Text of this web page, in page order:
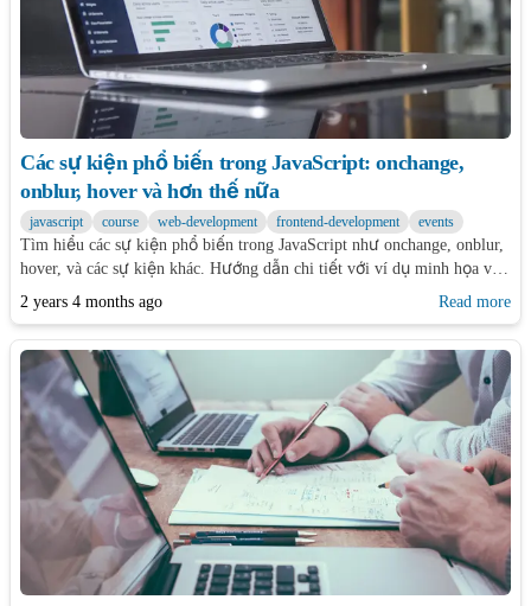
Các sự kiện phổ biến trong JavaScript: onchange,
onblur, hover và hơn thế nữa
javascript course web-development frontend-development events
Tìm hiểu các sự kiện phổ biến trong JavaScript như onchange, onblur,
hover, và các sự kiện khác. Hướng dẫn chi tiết với ví dụ minh họa và
cách sử dụng trong thực tế.
2 years 4 months ago Read more